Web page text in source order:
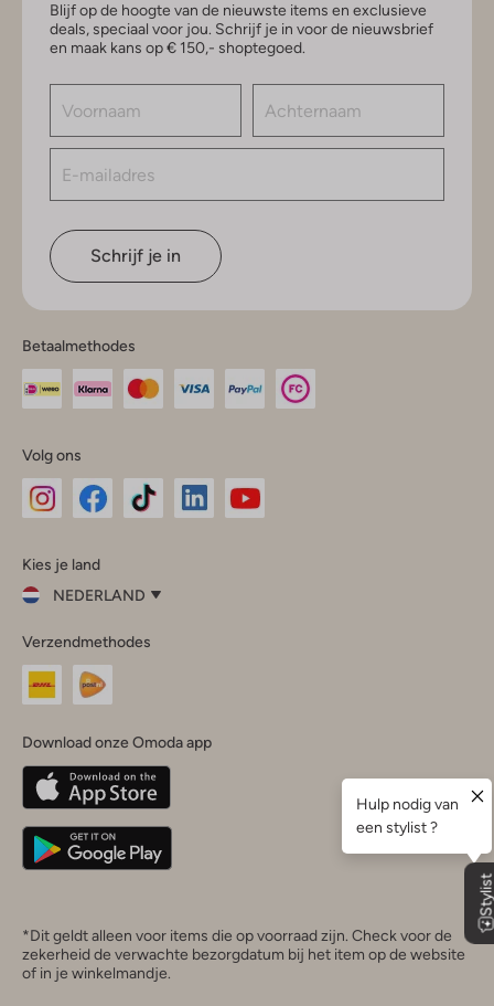
Blijf op de hoogte van de nieuwste items en exclusieve
deals, speciaal voor jou. Schrijf je in voor de nieuwsbrief
en maak kans op € 150,- shoptegoed.
Schrijf je in
Betaalmethodes
Volg ons
InstagramFacebook
Kies je land
NEDERLAND
je
land
Nederland
Belgique(Français)
Deutschland
Verzendmethodes
Download onze Omoda app
*Dit geldt alleen voor items die op voorraad zijn. Check voor de
zekerheid de verwachte bezorgdatum bij het item op de website
of in je winkelmandje.